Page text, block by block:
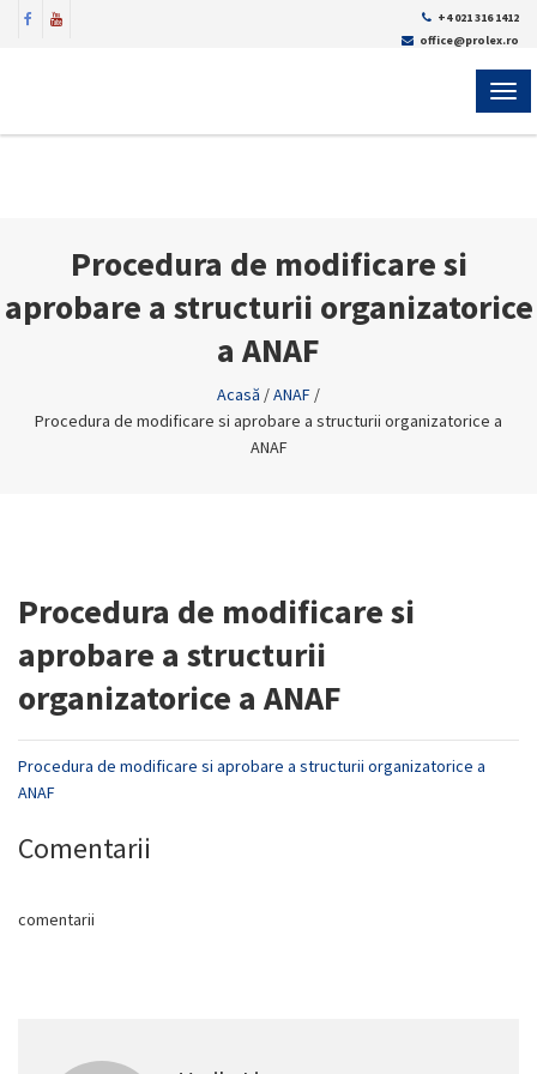
+4 021 316 1412
office@prolex.ro
Procedura de modificare si
aprobare a structurii organizatorice
a ANAF
Acasă /ANAF /
Procedura de modificare si aprobare a structurii organizatorice a
ANAF
Procedura de modificare si
aprobare a structurii
organizatorice a ANAF
Procedura de modificare si aprobare a structurii organizatorice a
ANAF
Comentarii
comentarii